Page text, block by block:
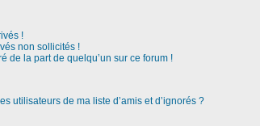
!
non sollicités !
de la part de quelqu’un sur ce forum !
utilisateurs de ma liste d’amis et d’ignorés ?